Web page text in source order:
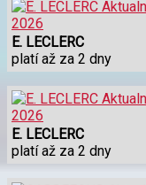
E. LECLERC
platí až za 2 dny
E. LECLERC
platí až za 2 dny